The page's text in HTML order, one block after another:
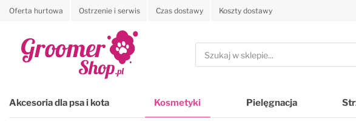
Oferta hurtowa Ostrzenie i serwis Czas dostawy Koszty dostawy
Szukaj
Akcesoria dla psa i kota Kosmetyki Pielęgnacja